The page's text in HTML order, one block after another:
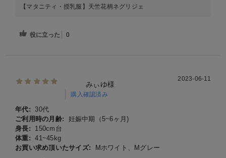
【マタニティ・授乳服】天竺花柄ネグリジェ
役に立った 0
みぃゆ様
購入確認済み
2023-06-11
年代:
30代
ご利用時の月齢:
妊娠中期（5~6ヶ月)
身長:
150cm台
体重: 41~45kg
お買い求め頂いたサイズ:
Mホワイト、Mグレー